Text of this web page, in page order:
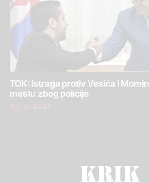
TOK: Istraga protiv Vesića i
mestu zbog policije
30. jul 2026.